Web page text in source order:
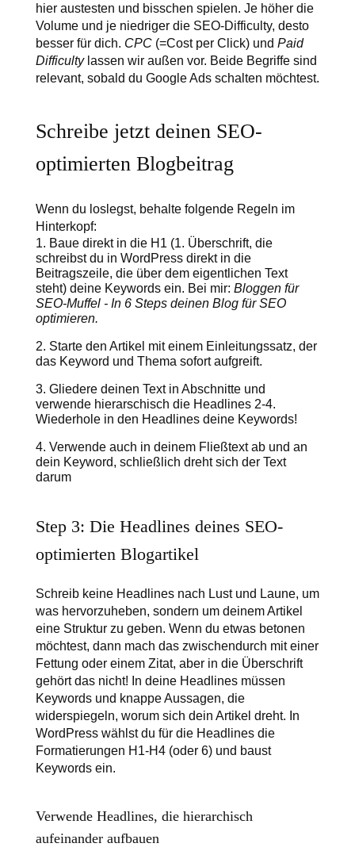
hier austesten und bisschen spielen. Je höher die
Volume und je niedriger die SEO-Difficulty, desto
besser für dich. CPC(=Cost per Click) und Paid
Difficultylassen wir außen vor. Beide Begriffe sind
relevant, sobald du Google Ads schalten möchtest.
Schreibe jetzt deinen SEO-
optimierten Blogbeitrag
Wenn du loslegst, behalte folgende Regeln im
Hinterkopf:
Baue direkt in die H1 (1. Überschrift, die
schreibst du in WordPress direkt in die
Beitragszeile, die über dem eigentlichen Text
steht) deine Keywords ein. Bei mir: Bloggen für
SEO-Muffel - In 6 Steps deinen Blog für SEO
optimieren.
Starte den Artikel mit einem Einleitungssatz, der
das Keyword und Thema sofort aufgreift.
Gliedere deinen Text in Abschnitte und
verwende hierarschisch die Headlines 2-4.
Wiederhole in den Headlines deine Keywords!
Verwende auch in deinem Fließtext ab und an
dein Keyword, schließlich dreht sich der Text
darum
Step 3: Die Headlines deines SEO-
optimierten Blogartikel
Schreib keine Headlines nach Lust und Laune, um
was hervorzuheben, sondern um deinem Artikel
eine Struktur zu geben. Wenn du etwas betonen
möchtest, dann mach das zwischendurch mit einer
Fettung oder einem Zitat, aber in die Überschrift
gehört das nicht! In deine Headlines müssen
Keywords und knappe Aussagen, die
widerspiegeln, worum sich dein Artikel dreht. In
WordPress wählst du für die Headlines die
Formatierungen H1-H4 (oder 6) und baust
Keywords ein.
Verwende Headlines, die hierarchisch
aufeinander aufbauen